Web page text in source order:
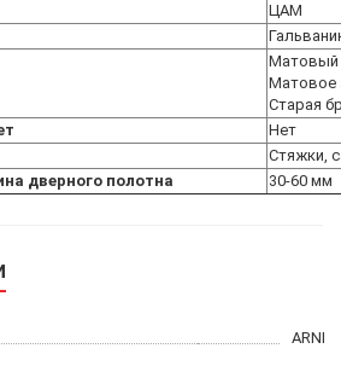
ЦАМ
Матовый
Матовое
Старая
Нет
Стяжки,
дверного полотна
30-60 мм
ARNI